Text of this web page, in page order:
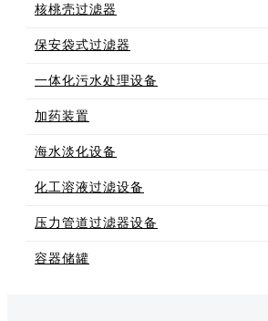
核桃壳过滤器
保安袋式过滤器
一体化污水处理设备
加药装置
海水淡化设备
化工溶液过滤设备
压力管道过滤器设备
容器储罐